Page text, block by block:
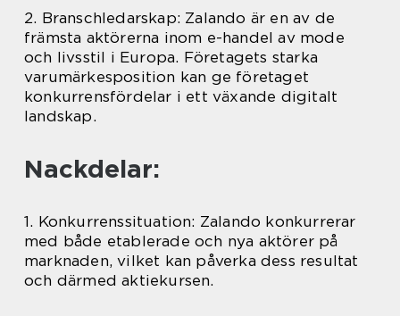
2. Branschledarskap: Zalando är en av de
främsta aktörerna inom e-handel av mode
och livsstil i Europa. Företagets starka
varumärkesposition kan ge företaget
konkurrensfördelar i ett växande digitalt
landskap.
Nackdelar:
1. Konkurrenssituation: Zalando konkurrerar
med både etablerade och nya aktörer på
marknaden, vilket kan påverka dess resultat
och därmed aktiekursen.